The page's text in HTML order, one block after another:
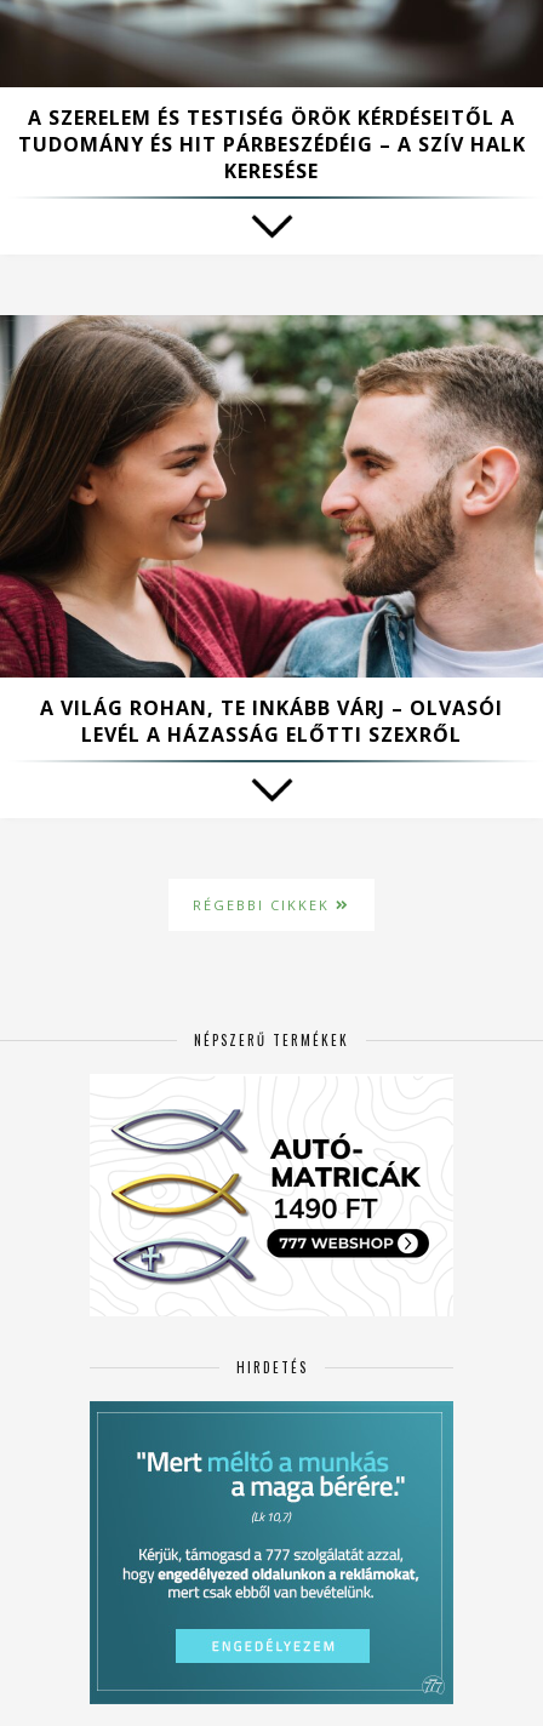
A SZERELEM ÉS TESTISÉG ÖRÖK KÉRDÉSEITŐL A
TUDOMÁNY ÉS HIT PÁRBESZÉDÉIG – A SZÍV HALK
KERESÉSE
A VILÁG ROHAN, TE INKÁBB VÁRJ – OLVASÓI
LEVÉL A HÁZASSÁG ELŐTTI SZEXRŐL
RÉGEBBI CIKKEK
NÉPSZERŰ TERMÉKEK
HIRDETÉS